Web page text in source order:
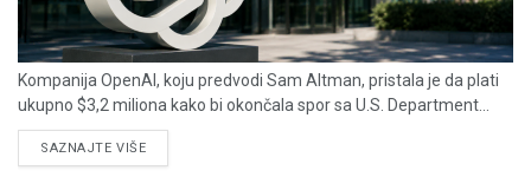
Kompanija OpenAI, koju predvodi Sam Altman, pristala je da plati
ukupno $3,2 miliona kako bi okončala spor sa U.S. Department...
SAZNAJTE VIŠEDETAILS